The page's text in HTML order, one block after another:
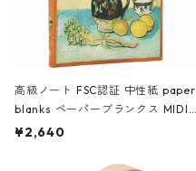
高級ノート FSC認証 中性紙 paper
blanks ペーパーブランクス MIDI
ハードカバー 罫線 ヴァン・ゴッホ
¥2,640